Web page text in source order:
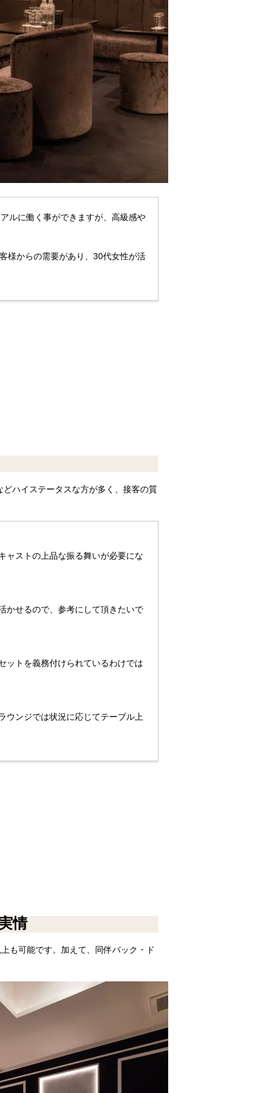
ルに働く事ができますが、高級感や
様からの需要があり、30代女性が活
ハイステータスな方が多く、接客の質
ャストの上品な振る舞いが必要にな
かせるので、参考にして頂きたいで
ットを義務付けられているわけでは
ウンジでは状況に応じてテーブル上
情
も可能です。加えて、同伴バック・ド